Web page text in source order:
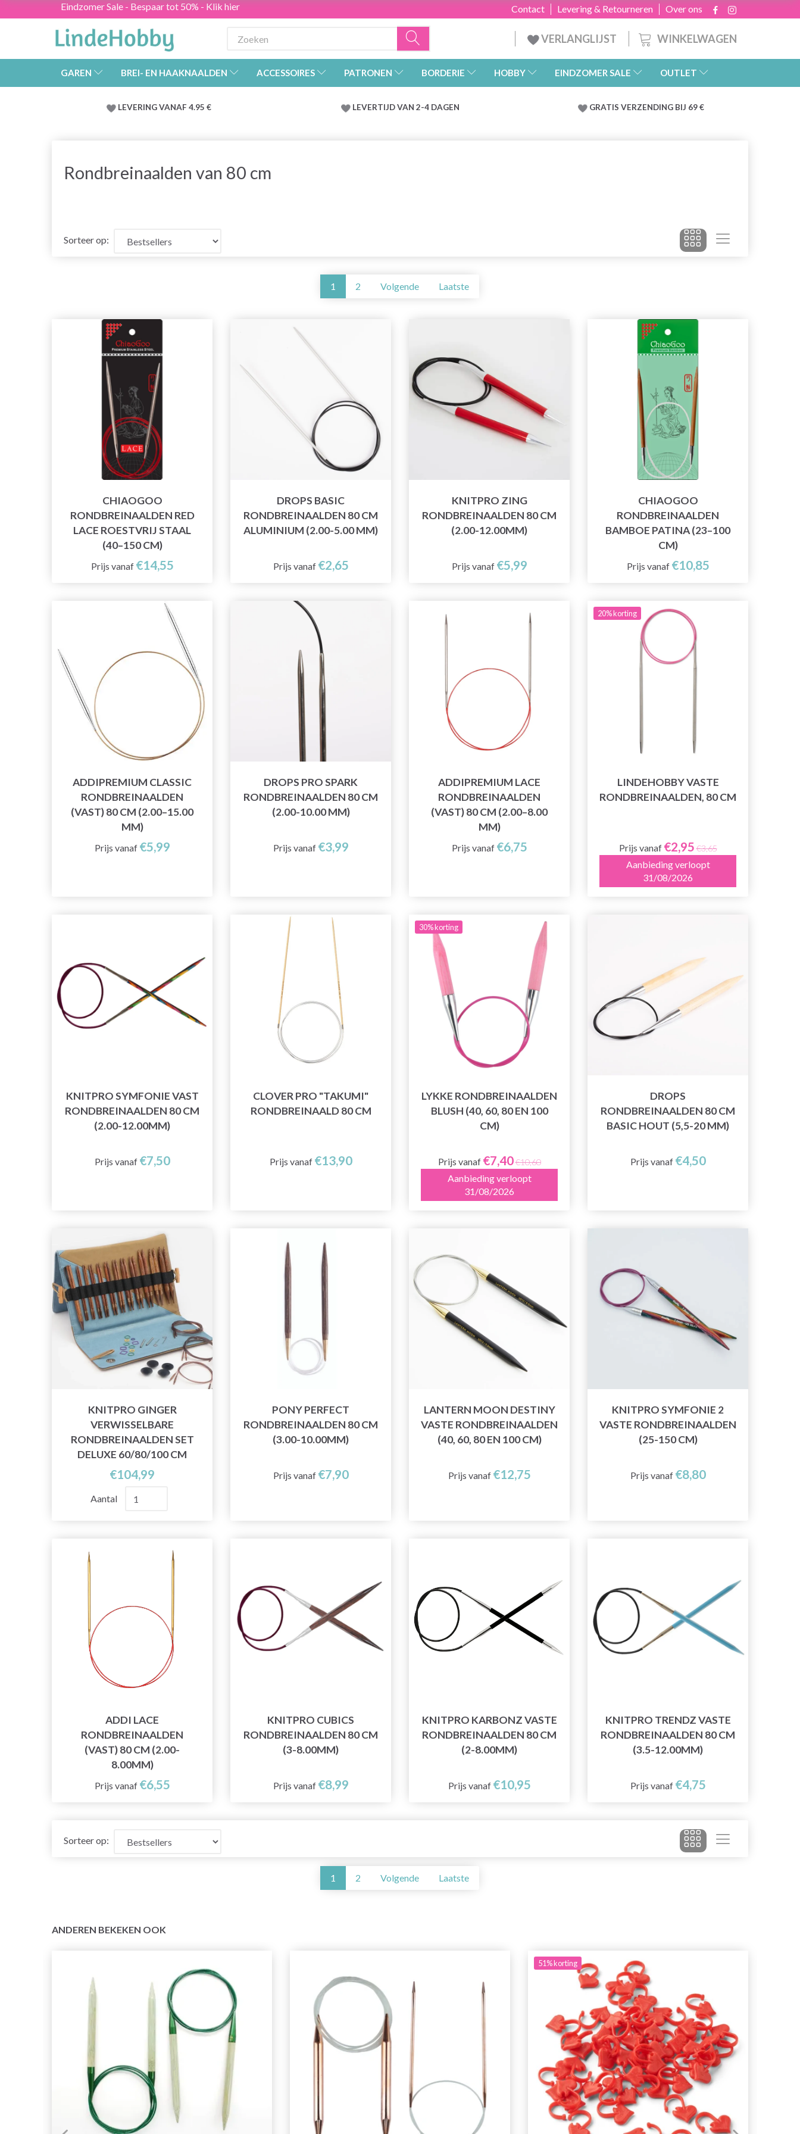
Eindzomer Sale - Bespaar tot 50% - Klik hier Over ons
Levering & Retourneren
Contact
WINKELWAGEN
VERLANGLIJST
GAREN BREI- EN HAAKNAALDEN ACCESSOIRES PATRONEN BORDERIE HOBBY EINDZOMER SALE OUTLET
LEVERING VANAF 4.95 € LEVERTIJD VAN 2-4 DAGEN GRATIS VERZENDING BIJ 69 €
Rondbreinaalden van 80 cm
Sorteer op:
1 2 Volgende Laatste
CHIAOGOO
RONDBREINAALDEN RED
LACE ROESTVRIJ STAAL
(40–150 CM)
Prijs vanaf €14,55
DROPS BASIC
RONDBREINAALDEN 80 CM
ALUMINIUM (2.00-5.00 MM)
Prijs vanaf €2,65
KNITPRO ZING
RONDBREINAALDEN 80 CM
(2.00-12.00MM)
Prijs vanaf €5,99
CHIAOGOO
RONDBREINAALDEN
BAMBOE PATINA (23–100
CM)
Prijs vanaf €10,85
ADDIPREMIUM CLASSIC
RONDBREINAALDEN
(VAST) 80 CM (2.00–15.00
MM)
Prijs vanaf €5,99
DROPS PRO SPARK
RONDBREINAALDEN 80 CM
(2.00-10.00 MM)
Prijs vanaf €3,99
ADDIPREMIUM LACE
RONDBREINAALDEN
(VAST) 80 CM (2.00–8.00
MM)
Prijs vanaf €6,75
20% korting
LINDEHOBBY VASTE
RONDBREINAALDEN, 80 CM
Prijs vanaf €2,95 €3,65
Aanbieding verloopt
31/08/2026
KNITPRO SYMFONIE VAST
RONDBREINAALDEN 80 CM
(2.00-12.00MM)
Prijs vanaf €7,50
CLOVER PRO "TAKUMI"
RONDBREINAALD 80 CM
Prijs vanaf €13,90
30% korting
LYKKE RONDBREINAALDEN
BLUSH (40, 60, 80 EN 100
CM)
Prijs vanaf €7,40€10,60
Aanbieding verloopt
31/08/2026
DROPS
RONDBREINAALDEN 80 CM
BASIC HOUT (5,5-20 MM)
Prijs vanaf €4,50
KNITPRO GINGER
VERWISSELBARE
RONDBREINAALDEN SET
DELUXE 60/80/100 CM
€104,99
Aantal
PONY PERFECT
RONDBREINAALDEN 80 CM
(3.00-10.00MM)
Prijs vanaf €7,90
LANTERN MOON DESTINY
VASTE RONDBREINAALDEN
(40, 60, 80 EN 100 CM)
Prijs vanaf €12,75
KNITPRO SYMFONIE 2
VASTE RONDBREINAALDEN
(25-150 CM)
Prijs vanaf €8,80
ADDI LACE
RONDBREINAALDEN
(VAST) 80 CM (2.00-
8.00MM)
Prijs vanaf €6,55
KNITPRO CUBICS
RONDBREINAALDEN 80 CM
(3-8.00MM)
Prijs vanaf €8,99
KNITPRO KARBONZ VASTE
RONDBREINAALDEN 80 CM
(2-8.00MM)
Prijs vanaf €10,95
KNITPRO TRENDZ VASTE
RONDBREINAALDEN 80 CM
(3.5-12.00MM)
Prijs vanaf €4,75
Sorteer op:
1 2 Volgende Laatste
ANDEREN BEKEKEN OOK
51%korting